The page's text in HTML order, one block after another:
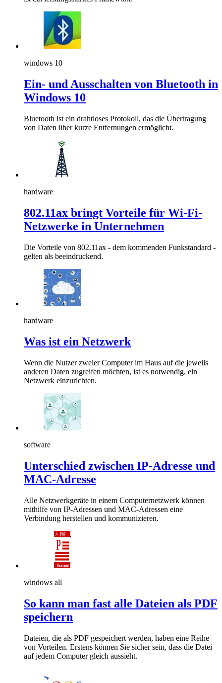
windows 10
Ein- und Ausschalten von Bluetooth in
Windows 10
Bluetooth ist ein drahtloses Protokoll, das die Übertragung
von Daten über kurze Entfernungen ermöglicht.
hardware
802.11ax bringt Vorteile für Wi-Fi-
Netzwerke in Unternehmen
Die Vorteile von 802.11ax - dem kommenden Funkstandard -
gelten als beeindruckend.
hardware
Was ist ein Netzwerk
Wenn die Nutzer zweier Computer im Haus auf die jeweils
anderen Daten zugreifen möchten, ist es notwendig, ein
Netzwerk einzurichten.
software
Unterschied zwischen IP-Adresse und
MAC-Adresse
Alle Netzwerkgeräte in einem Computernetzwerk können
mithilfe von IP-Adressen und MAC-Adressen eine
Verbindung herstellen und kommunizieren.
windows all
So kann man fast alle Dateien als PDF
speichern
Dateien, die als PDF gespeichert werden, haben eine Reihe
von Vorteilen. Erstens können Sie sicher sein, dass die Datei
auf jedem Computer gleich aussieht.